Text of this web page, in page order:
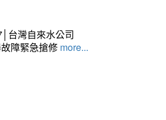
台灣自來水公司
障緊急搶修 more...